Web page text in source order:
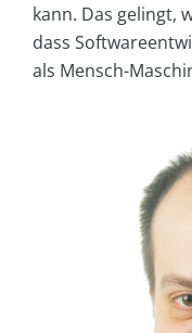
kann. Das gelingt,
dass
als Mensch-